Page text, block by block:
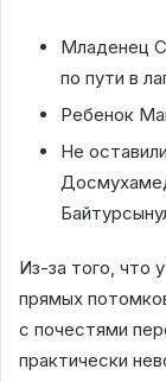
Младенец
по пути в
Ребенок
Не
Из-за того, что
прямых
с почестями
практически